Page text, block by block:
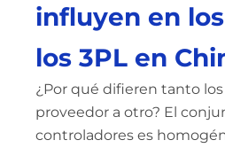
influyen en
los 3PL en
¿Por qué difieren tanto
proveedor a otro? El
controladores es